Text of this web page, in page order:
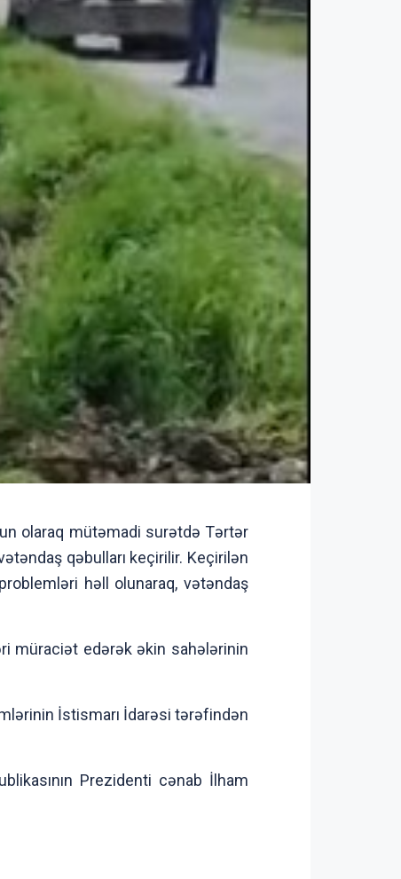
olaraq mütəmadi surətdə Tərtər
qəbulları keçirilir. Keçirilən
həll olunaraq, vətəndaş
müraciət edərək əkin sahələrinin
İstismarı İdarəsi tərəfindən
Prezidenti cənab İlham